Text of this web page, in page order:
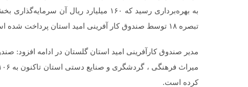
تبصره ۱۸ توسط صندوق کار آفرینی امید استان پرداخت شده است.
مدیر صندوق کارآفرینی امید استان گلستان در ادامه افزود:
کرده است.